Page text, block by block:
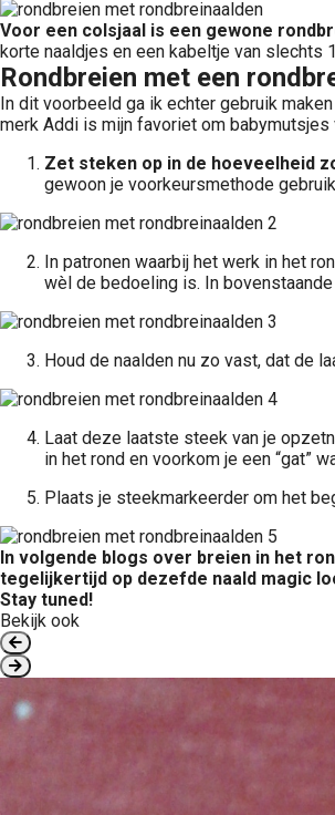
Voor een colsjaal is een gewone
korte naaldjes en een kabeltje van slechts
Rondbreien met een
In dit voorbeeld ga ik echter gebruik
merk Addi is mijn favoriet om
Zet steken op in de hoeveelheid
gewoon je voorkeursmethode
In patronen waarbij het werk in het
wèl de bedoeling is. In
Houd de naalden nu zo vast, dat de
Laat deze laatste steek van je
in het rond en voorkom je een “gat”
Plaats je steekmarkeerder om het
In volgende blogs over breien in het
tegelijkertijd op dezefde naald magic
Stay tuned!
Bekijk ook